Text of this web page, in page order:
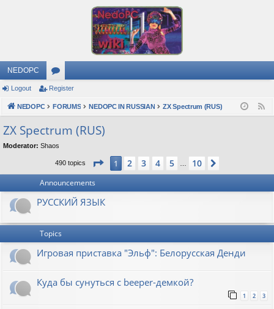
NEDOPC
or
u
s
Logout Register
NEDOPC FORUMS NEDOPC IN RUSSIAN ZX Spectrum (RUS)
ZX Spectrum (RUS)
Moderator: Shaos
490 topics Page 1of10
1 2 3 4 5 10
Announcements
РУССКИЙ ЯЗЫК
Topics
Игровая приставка "Эльф": Белорусская Денди
Куда бы сунуться с beeper-демкой?
1 2 3